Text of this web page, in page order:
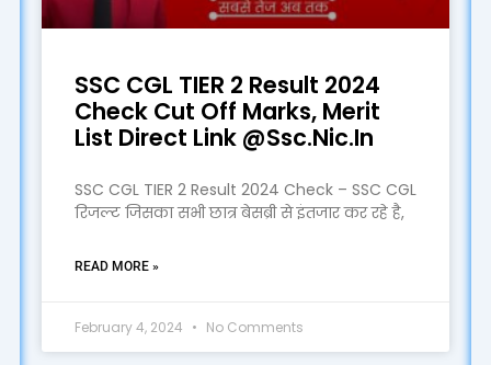
SSC CGL TIER 2 Result 2024
Check Cut Off Marks, Merit
List Direct Link @Ssc.Nic.In
SSC CGL TIER 2 Result 2024 Check – SSC CGL
रिजल्ट जिसका सभी छात्र बेसब्री से इंतजार कर रहे है,
READ MORE »
February 4, 2024 No Comments